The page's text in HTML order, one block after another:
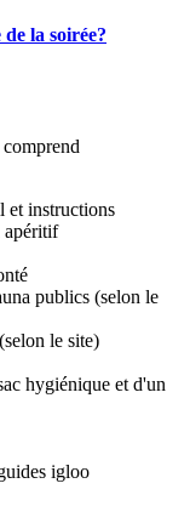
la soirée?
et instructions
apéritif
publics (selon le
le site)
hygiénique et d'un
igloo